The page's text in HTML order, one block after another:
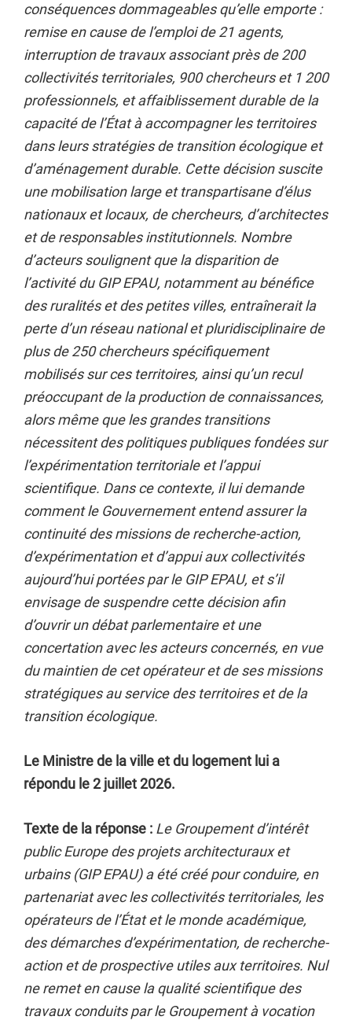
conséquences dommageables qu’elle emporte :
remise en cause de l’emploi de 21 agents,
interruption de travaux associant près de 200
collectivités territoriales, 900 chercheurs et 1 200
professionnels, et affaiblissement durable de la
capacité de l’État à accompagner les territoires
dans leurs stratégies de transition écologique et
d’aménagement durable. Cette décision suscite
une mobilisation large et transpartisane d’élus
nationaux et locaux, de chercheurs, d’architectes
et de responsables institutionnels. Nombre
d’acteurs soulignent que la disparition de
l’activité du GIP EPAU, notamment au bénéfice
des ruralités et des petites villes, entraînerait la
perte d’un réseau national et pluridisciplinaire de
plus de 250 chercheurs spécifiquement
mobilisés sur ces territoires, ainsi qu’un recul
préoccupant de la production de connaissances,
alors même que les grandes transitions
nécessitent des politiques publiques fondées sur
l’expérimentation territoriale et l’appui
scientifique. Dans ce contexte, il lui demande
comment le Gouvernement entend assurer la
continuité des missions de recherche-action,
d’expérimentation et d’appui aux collectivités
aujourd’hui portées par le GIP EPAU, et s’il
envisage de suspendre cette décision afin
d’ouvrir un débat parlementaire et une
concertation avec les acteurs concernés, en vue
du maintien de cet opérateur et de ses missions
stratégiques au service des territoires et de la
transition écologique.
Le Ministre de la ville et du logement lui a
répondu le 2 juillet 2026.
Texte de la réponse : Le Groupement d’intérêt
public Europe des projets architecturaux et
urbains (GIP EPAU) a été créé pour conduire, en
partenariat avec les collectivités territoriales, les
opérateurs de l’État et le monde académique,
des démarches d’expérimentation, de recherche-
action et de prospective utiles aux territoires. Nul
ne remet en cause la qualité scientifique des
travaux conduits par le Groupement à vocation